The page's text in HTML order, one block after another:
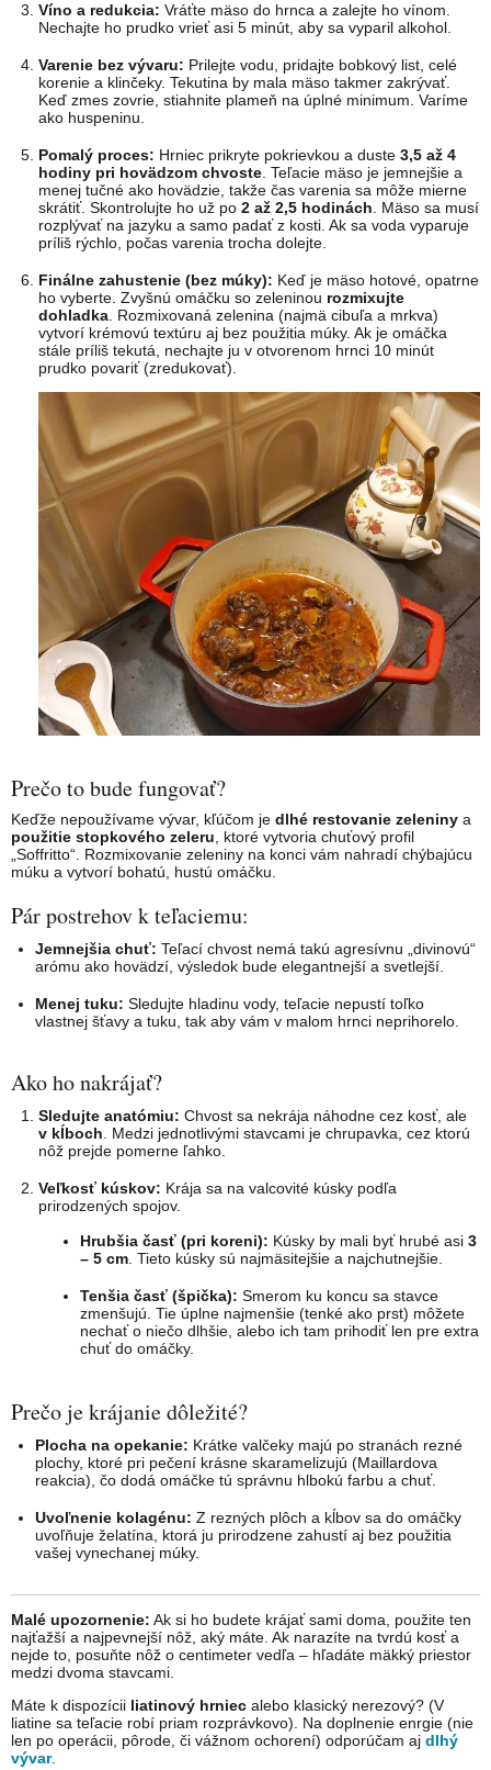
Víno a redukcia: Vráťte mäso do hrnca a zalejte ho vínom.
Nechajte ho prudko vrieť asi 5 minút, aby sa vyparil alkohol.
Varenie bez vývaru: Prilejte vodu, pridajte bobkový list, celé
korenie a klinčeky. Tekutina by mala mäso takmer zakrývať.
Keď zmes zovrie, stiahnite plameň na úplné minimum. Varíme
ako huspeninu.
Pomalý proces: Hrniec prikryte pokrievkou a duste3,5 až 4
hodiny pri hovädzom chvoste . Teľacie mäso je jemnejšie a
menej tučné ako hovädzie, takže čas varenia sa môže mierne
skrátiť. Skontrolujte ho už po2 až 2,5 hodinách . Mäso sa musí
rozplývať na jazyku a samo padať z kosti. Ak sa voda vyparuje
príliš rýchlo, počas varenia trocha dolejte.
Finálne zahustenie (bez múky): Keď je mäso hotové, opatrne
ho vyberte. Zvyšnú omáčku so zeleninou rozmixujte
dohladka . Rozmixovaná zelenina (najmä cibuľa a mrkva)
vytvorí krémovú textúru aj bez použitia múky. Ak je omáčka
stále príliš tekutá, nechajte ju v otvorenom hrnci 10 minút
prudko povariť (zredukovať).
Prečo to bude fungovať?
Keďže nepoužívame vývar, kľúčom je dlhé restovanie zeleniny a
použitie stopkového zeleru , ktoré vytvoria chuťový profil
„Soffritto“. Rozmixovanie zeleniny na konci vám nahradí chýbajúcu
múku a vytvorí bohatú, hustú omáčku.
Pár postrehov k teľaciemu:
Jemnejšia chuť: Teľací chvost nemá takú agresívnu „divinovú“
arómu ako hovädzí, výsledok bude elegantnejší a svetlejší.
Menej tuku: Sledujte hladinu vody, teľacie nepustí toľko
vlastnej šťavy a tuku, tak aby vám v malom hrnci neprihorelo.
Ako ho nakrájať?
Sledujte anatómiu: Chvost sa nekrája náhodne cez kosť, ale
v kĺboch . Medzi jednotlivými stavcami je chrupavka, cez ktorú
nôž prejde pomerne ľahko.
Veľkosť kúskov: Krája sa na valcovité kúsky podľa
prirodzených spojov.
Hrubšia časť (pri koreni): Kúsky by mali byť hrubé asi 3
– 5 cm. Tieto kúsky sú najmäsitejšie a najchutnejšie.
Tenšia časť (špička): Smerom ku koncu sa stavce
zmenšujú. Tie úplne najmenšie (tenké ako prst) môžete
nechať o niečo dlhšie, alebo ich tam prihodiť len pre extra
chuť do omáčky.
Prečo je krájanie dôležité?
Plocha na opekanie: Krátke valčeky majú po stranách rezné
plochy, ktoré pri pečení krásne skaramelizujú (Maillardova
reakcia), čo dodá omáčke tú správnu hlbokú farbu a chuť.
Uvoľnenie kolagénu: Z rezných plôch a kĺbov sa do omáčky
uvoľňuje želatína, ktorá ju prirodzene zahustí aj bez použitia
vašej vynechanej múky.
Malé upozornenie: Ak si ho budete krájať sami doma, použite ten
najťažší a najpevnejší nôž, aký máte. Ak narazíte na tvrdú kosť a
nejde to, posuňte nôž o centimeter vedľa – hľadáte mäkký priestor
medzi dvoma stavcami.
Máte k dispozícii liatinový hrniec alebo klasický nerezový? (V
liatine sa teľacie robí priam rozprávkovo). Na doplnenie enrgie (nie
len po operácii, pôrode, či vážnom ochorení) odporúčam aj dlhý
vývar.